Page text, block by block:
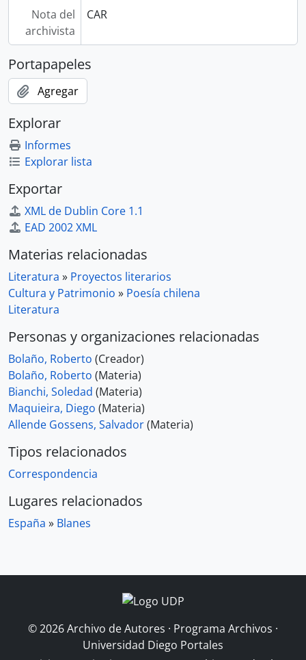
Nota del
archivista
CAR
Portapapeles
Agregar
Explorar
Informes
Explorar lista
Exportar
XML de Dublin Core 1.1
EAD 2002 XML
Materias relacionadas
Literatura » Proyectos literarios
Cultura y Patrimonio » Poesía chilena
Literatura
Personas y organizaciones relacionadas
Bolaño, Roberto (Creador)
Bolaño, Roberto (Materia)
Bianchi, Soledad (Materia)
Maquieira, Diego (Materia)
Allende Gossens, Salvador(Materia)
Tipos relacionados
Correspondencia
Lugares relacionados
España » Blanes
© 2026 Archivo de Autores · Programa Archivos ·
Universidad Diego Portales